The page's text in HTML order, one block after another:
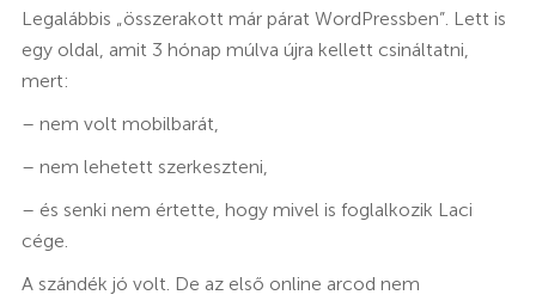
Legalábbis „összerakott már párat WordPressben”. Lett is
egy oldal, amit 3 hónap múlva újra kellett csináltatni,
mert:
– nem volt mobilbarát,
– nem lehetett szerkeszteni,
– és senki nem értette, hogy mivel is foglalkozik Laci
cége.
A szándék jó volt. De az első online arcod nem